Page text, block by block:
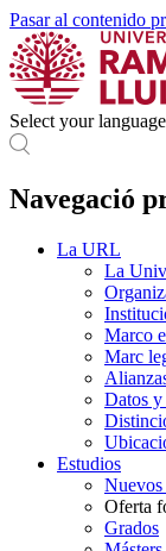
Pasar al contenido
Select your language
Navegació
La URL
La
Marco
Marc
Datos
Estudios
Nuevos
Oferta
Grados